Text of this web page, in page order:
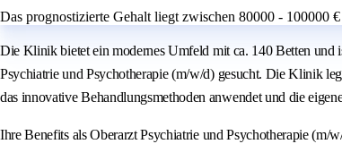
Das prognostizierte Gehalt liegt zwischen 80000 - 100000 €
Die Klinik bietet ein modernes Umfeld mit ca. 140 Betten und
Psychiatrie und Psychotherapie (m/w/d) gesucht. Die Klinik
das innovative Behandlungsmethoden anwendet und die
Ihre Benefits als Oberarzt Psychiatrie und Psychotherapie (m/